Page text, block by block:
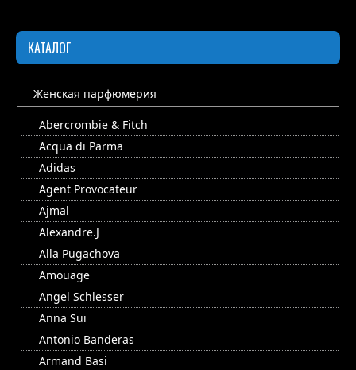
КАТАЛОГ
Женская парфюмерия
Abercrombie & Fitch
Acqua di Parma
Adidas
Agent Provocateur
Ajmal
Alexandre.J
Alla Pugachova
Amouage
Angel Schlesser
Anna Sui
Antonio Banderas
Armand Basi